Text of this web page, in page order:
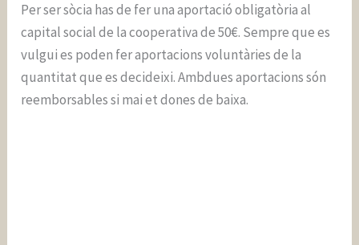
Per ser sòcia has de fer una aportació obligatòria al
capital social de la cooperativa de 50€. Sempre que es
vulgui es poden fer aportacions voluntàries de la
quantitat que es decideixi. Ambdues aportacions són
reemborsables si mai et dones de baixa.